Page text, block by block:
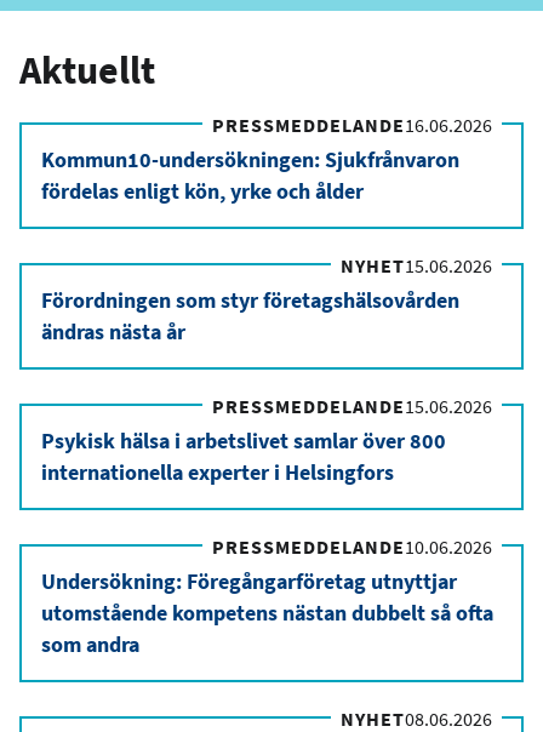
Aktuellt
PRESSMEDDELANDE16.06.2026
Kommun10-undersökningen: Sjukfrånvaron
fördelas enligt kön, yrke och ålder
NYHET15.06.2026
Förordningen som styr företagshälsovården
ändras nästa år
PRESSMEDDELANDE15.06.2026
Psykisk hälsa i arbetslivet samlar över 800
internationella experter i Helsingfors
PRESSMEDDELANDE10.06.2026
Undersökning: Föregångarföretag utnyttjar
utomstående kompetens nästan dubbelt så ofta
som andra
NYHET08.06.2026